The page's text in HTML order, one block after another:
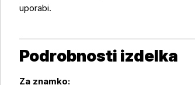
uporabi.
Podrobnosti izdelka
Za znamko: